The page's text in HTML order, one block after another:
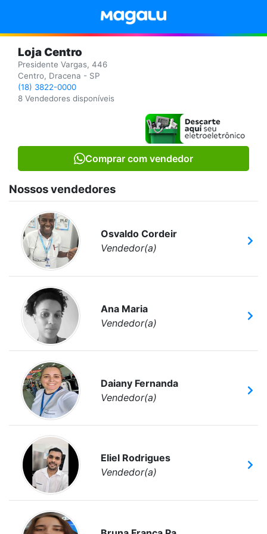
Loja Centro
Presidente Vargas, 446
Centro, Dracena - SP
(18) 3822-0000
8 Vendedores disponíveis
Comprar com vendedor
Nossos vendedores
Osvaldo Cordeir
Vendedor(a)
Ana Maria
Vendedor(a)
Daiany Fernanda
Vendedor(a)
Eliel Rodrigues
Vendedor(a)